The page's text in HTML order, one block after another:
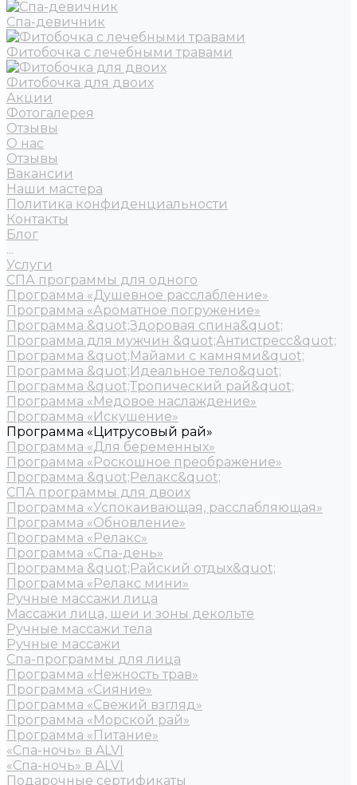
Спа-девичник
Фитобочка с лечебными травами
Фитобочка для двоих
Акции
Фотогалерея
Отзывы
О нас
Отзывы
Вакансии
Наши мастера
Политика конфиденциальности
Контакты
Блог
...
Услуги
СПА программы для одного
Программа «Душевное расслабление»
Программа «Ароматное погружение»
Программа &quot;Здоровая спина&quot;
Программа для мужчин &quot;Антистресс&quot;
Программа &quot;Майами с камнями&quot;
Программа &quot;Идеальное тело&quot;
Программа &quot;Тропический рай&quot;
Программа «Медовое наслаждение»
Программа «Искушение»
Программа «Цитрусовый рай»
Программа «Для беременных»
Программа «Роскошное преображение»
Программа &quot;Релакс&quot;
СПА программы для двоих
Программа «Успокаивающая, расслабляющая»
Программа «Обновление»
Программа «Релакс»
Программа «Спа-день»
Программа &quot;Райский отдых&quot;
Программа «Релакс мини»
Ручные массажи лица
Массажи лица, шеи и зоны декольте
Ручные массажи тела
Ручные массажи
Спа-программы для лица
Программа «Нежность трав»
Программа «Сияние»
Программа «Свежий взгляд»
Программа «Морской рай»
Программа «Питание»
«Спа-ночь» в ALVI
«Спа-ночь» в ALVI
Подарочные сертификаты